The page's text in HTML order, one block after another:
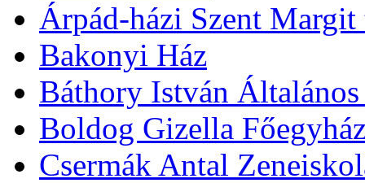
Árpád-házi Szent
Bakonyi Ház
Báthory István
Boldog Gizella
Csermák Antal